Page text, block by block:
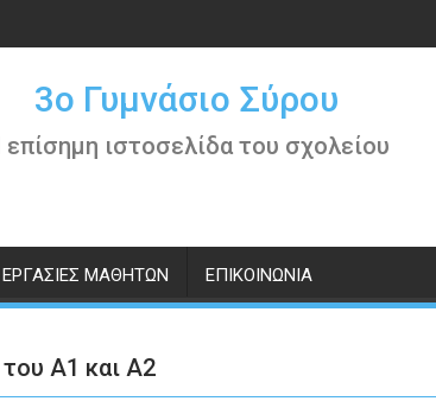
3ο Γυμνάσιο Σύρου
επίσημη ιστοσελίδα του σχολείου
ΕΡΓΑΣΊΕΣ ΜΑΘΗΤΏΝ ΕΠΙΚΟΙΝΩΝΊΑ
Α1 και Α2